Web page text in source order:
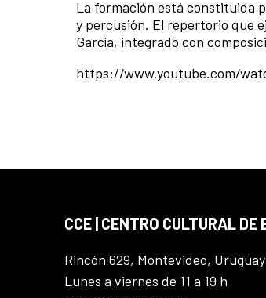
La formación está constituida
y percusión. El repertorio que
García, integrado con
https://www.youtube.com/
CCE | CENTRO CULTURAL
Rincón 629, Montevideo, Uruguay
Lunes a viernes de 11 a 19 h